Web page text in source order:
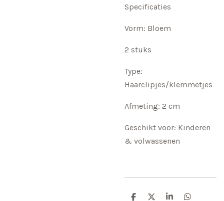
Specificaties
Vorm: Bloem
2 stuks
Type:
Haarclipjes/klemmetjes
Afmeting: 2 cm
Geschikt voor: Kinderen
& volwassenen